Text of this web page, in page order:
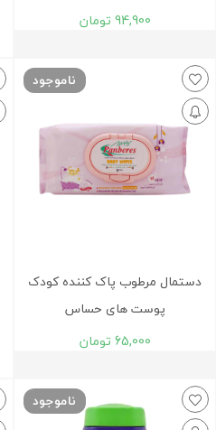
94,900 تومان
ناموجود
دستمال مرطوب پاک کننده کودک
پوست های حساس
65,000 تومان
ناموجود